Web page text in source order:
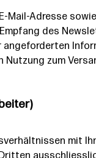
Mail-Adresse
des
angeforderten
Nutzung zum
mit